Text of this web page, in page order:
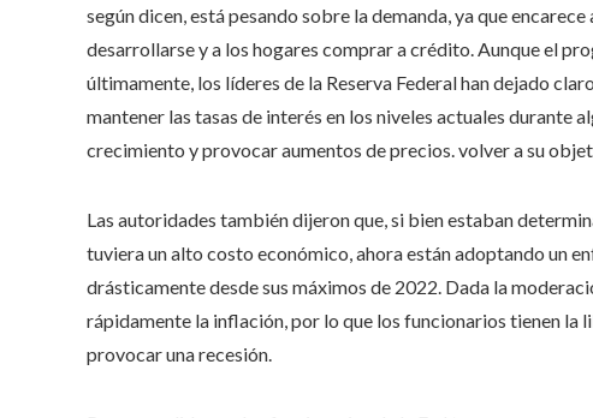
según dicen, está pesando sobre la demanda, ya que
desarrollarse y a los hogares comprar a crédito. Aunque el
últimamente, los líderes de la Reserva Federal han dejado
mantener las tasas de interés en los niveles actuales durante
crecimiento y provocar aumentos de precios. volver a su
Las autoridades también dijeron que, si bien estaban
tuviera un alto costo económico, ahora están adoptando un
drásticamente desde sus máximos de 2022. Dada la
rápidamente la inflación, por lo que los funcionarios tienen
provocar una recesión.